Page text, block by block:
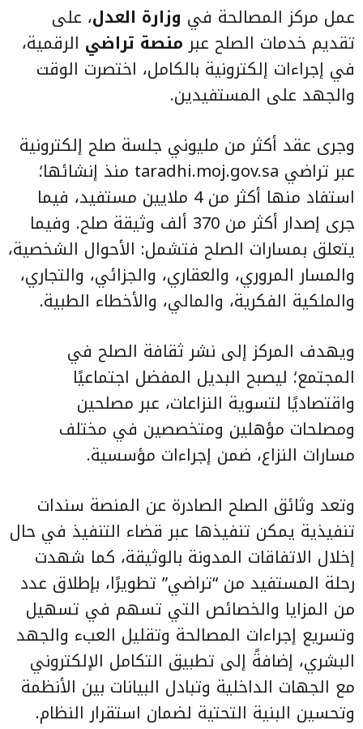
عمل مركز المصالحة في وزارة العدل، على
تقديم خدمات الصلح عبر منصة تراضي الرقمية،
في إجراءات إلكترونية بالكامل، اختصرت الوقت
والجهد على المستفيدين.
وجرى عقد أكثر من مليوني جلسة صلح إلكترونية
عبر تراضي taradhi.moj.gov.sa منذ إنشائها؛
استفاد منها أكثر من 4 ملايين مستفيد، فيما
جرى إصدار أكثر من 370 ألف وثيقة صلح. وفيما
يتعلق بمسارات الصلح فتشمل: الأحوال الشخصية،
والمسار المروري، والعقاري، والجزائي، والتجاري،
والملكية الفكرية، والمالي، والأخطاء الطبية.
ويهدف المركز إلى نشر ثقافة الصلح في
المجتمع؛ ليصبح البديل المفضل اجتماعيًا
واقتصاديًا لتسوية النزاعات، عبر مصلحين
ومصلحات مؤهلين ومتخصصين في مختلف
مسارات النزاع، ضمن إجراءات مؤسسية.
وتعد وثائق الصلح الصادرة عن المنصة سندات
تنفيذية يمكن تنفيذها عبر قضاء التنفيذ في حال
إخلال الاتفاقات المدونة بالوثيقة، كما شهدت
رحلة المستفيد من “تراضي” تطويرًا، بإطلاق عدد
من المزايا والخصائص التي تسهم في تسهيل
وتسريع إجراءات المصالحة وتقليل العبء والجهد
البشري، إضافةً إلى تطبيق التكامل الإلكتروني
مع الجهات الداخلية وتبادل البيانات بين الأنظمة
وتحسين البنية التحتية لضمان استقرار النظام.